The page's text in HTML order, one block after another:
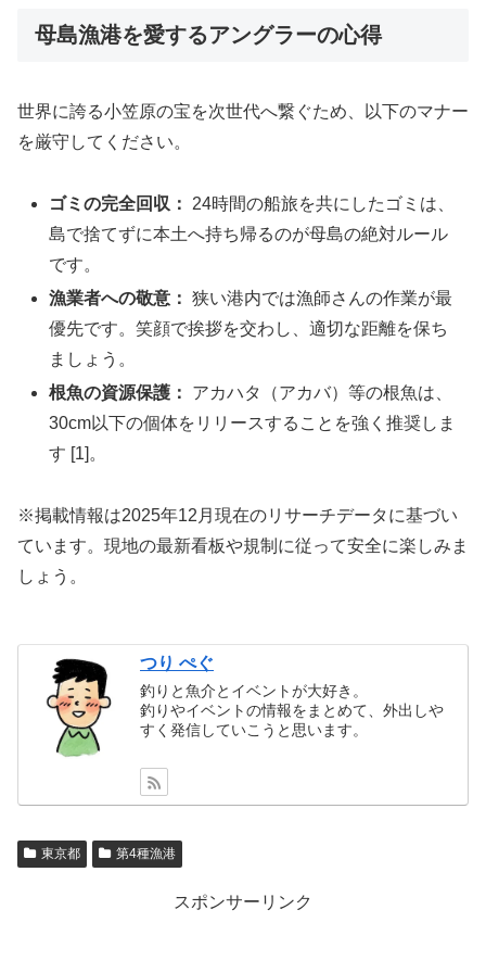
母島漁港を愛するアングラーの心得
世界に誇る小笠原の宝を次世代へ繋ぐため、以下のマナー
を厳守してください。
ゴミの完全回収：
24時間の船旅を共にしたゴミは、
島で捨てずに本土へ持ち帰るのが母島の絶対ルール
です。
漁業者への敬意： 狭い港内では漁師さんの作業が最
優先です。笑顔で挨拶を交わし、適切な距離を保ち
ましょう。
根魚の資源保護：
アカハタ（アカバ）等の根魚は、
30cm以下の個体をリリースすることを強く推奨しま
す [1]。
※掲載情報は2025年12月現在のリサーチデータに基づい
ています。現地の最新看板や規制に従って安全に楽しみま
しょう。
つり ぺぐ
釣りと魚介とイベントが大好き。
釣りやイベントの情報をまとめて、外出しや
すく発信していこうと思います。
東京都 第4種漁港
スポンサーリンク